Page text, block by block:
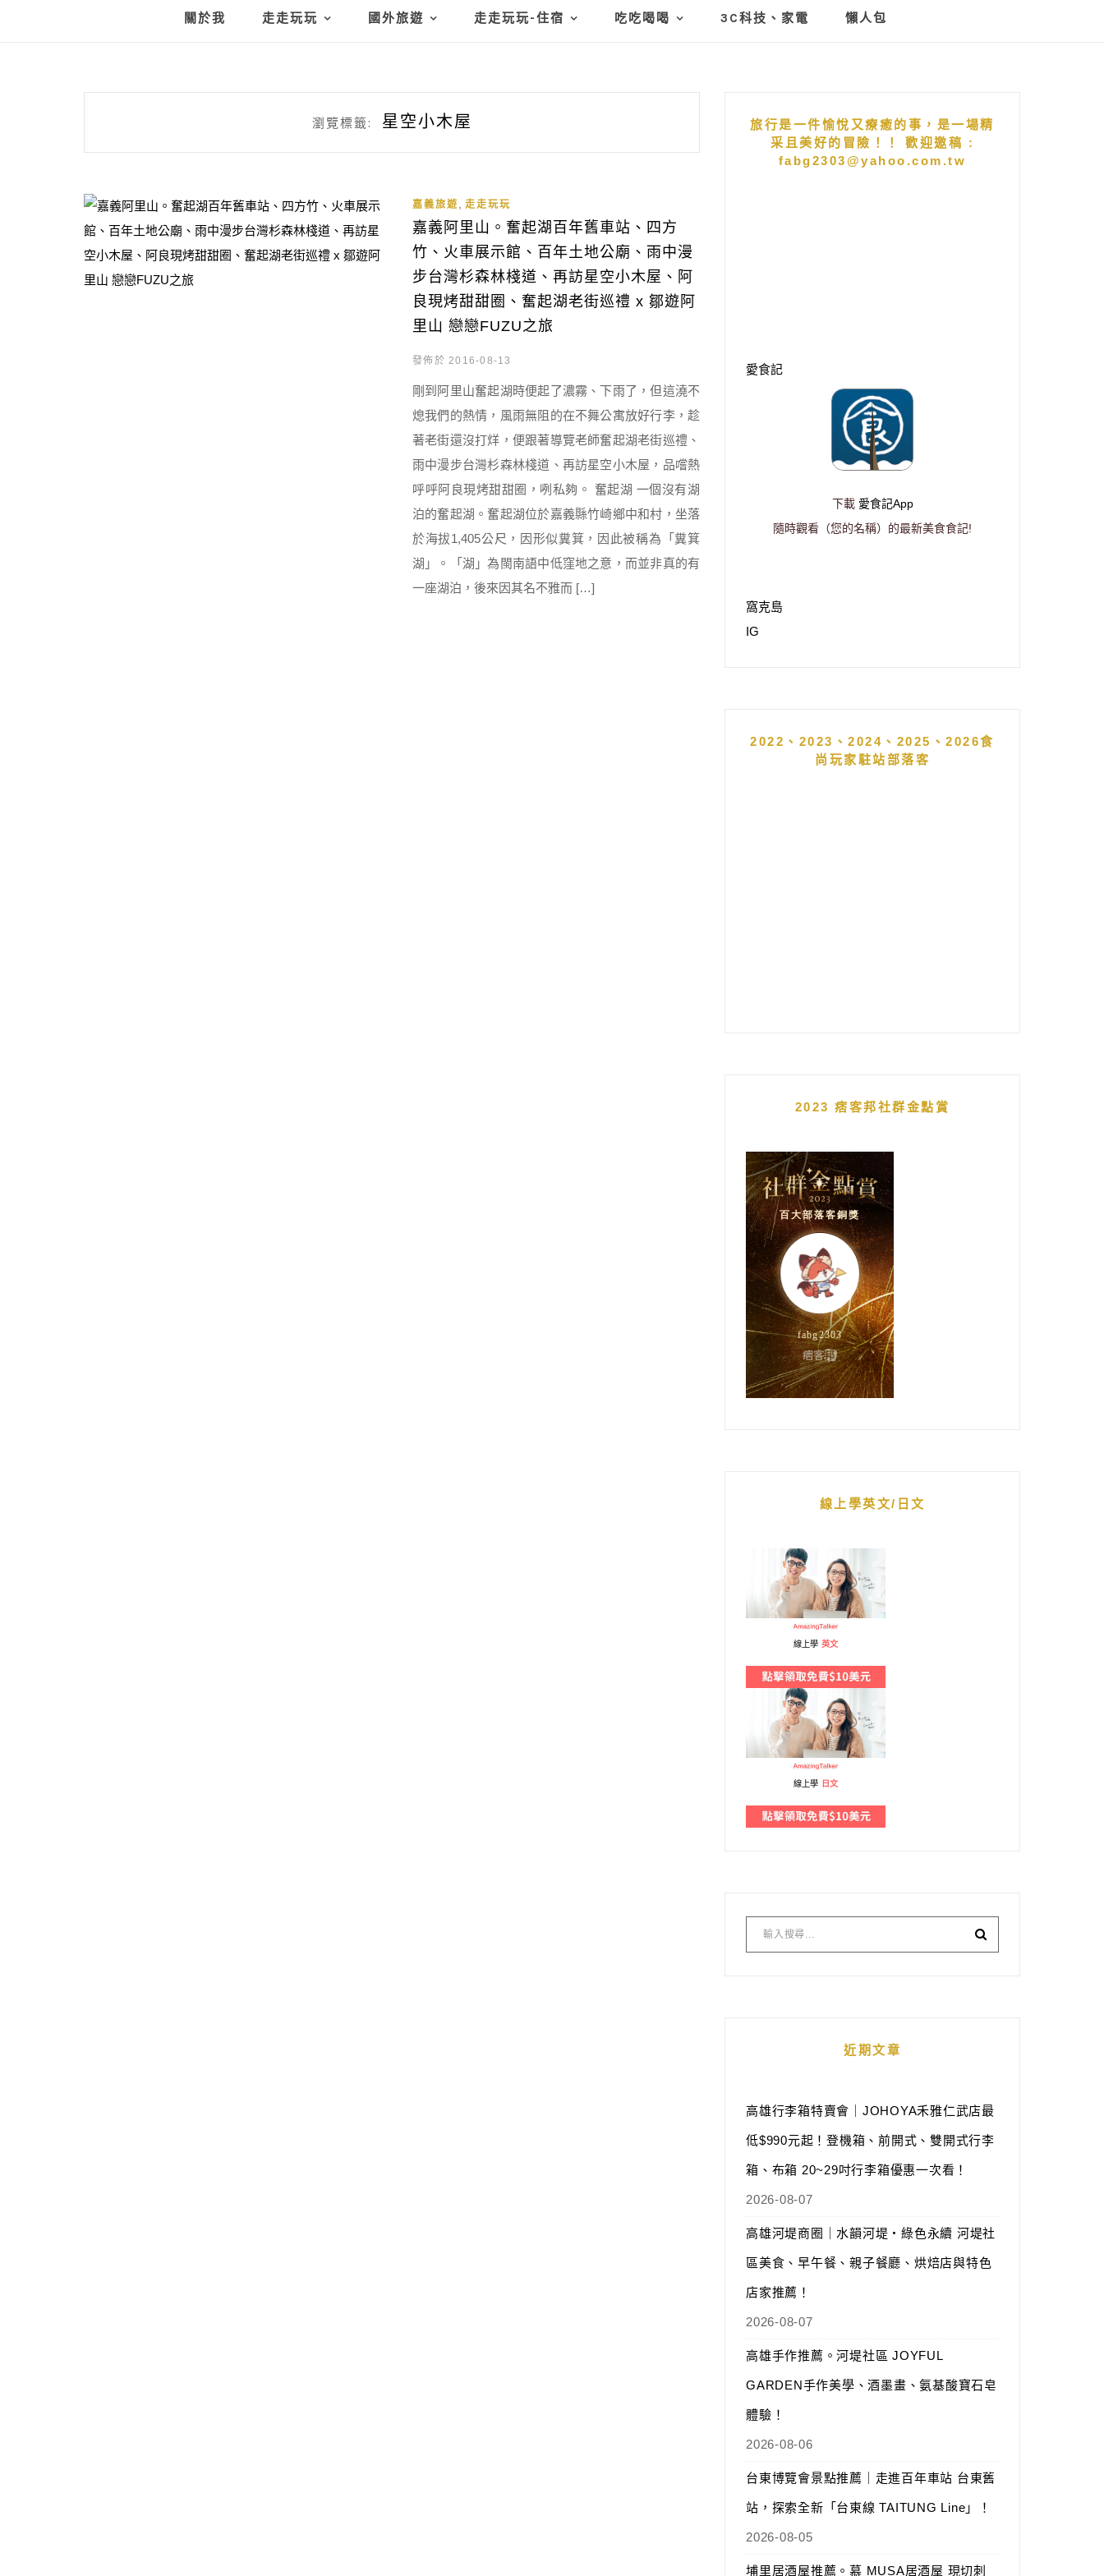
關於我 走走玩玩 國外旅遊 走走玩玩-住宿 吃吃喝喝 3C科技、家電 懶人包
瀏覽標籤: 星空小木屋
嘉義旅遊 走走玩玩
嘉義阿里山。奮起湖百年舊車站、四方
竹、火車展示館、百年土地公廟、雨中漫
步台灣杉森林棧道、再訪星空小木屋、阿
良現烤甜甜圈、奮起湖老街巡禮 x 鄒遊阿
里山 戀戀FUZU之旅
發佈於 2016-08-13
剛到阿里山奮起湖時便起了濃霧、下雨了，但這澆不
熄我們的熱情，風雨無阻的在不舞公寓放好行李，趁
著老街還沒打烊，便跟著導覽老師奮起湖老街巡禮、
雨中漫步台灣杉森林棧道、再訪星空小木屋，品嚐熱
呼呼阿良現烤甜甜圈，咧私夠。 奮起湖 一個沒有湖
泊的奮起湖。奮起湖位於嘉義縣竹崎鄉中和村，坐落
於海拔1,405公尺，因形似糞箕，因此被稱為「糞箕
湖」。「湖」為閩南語中低窪地之意，而並非真的有
一座湖泊，後來因其名不雅而 […]
旅行是一件愉悅又療癒的事，是一場精
采且美好的冒險！！ 歡迎邀稿 :
fabg2303@yahoo.com.tw
愛食記
下載 愛食記App
隨時觀看（您的名稱）的最新美食食記!
窩克島
IG
2022、2023、2024、2025、2026食
尚玩家駐站部落客
2023 痞客邦社群金點賞
線上學英文/日文
線上學 英文
線上學 日文
近期文章
高雄行李箱特賣會｜JOHOYA禾雅仁武店最
低$990元起！登機箱、前開式、雙開式行李
箱、布箱 20~29吋行李箱優惠一次看！
2026-08-07
高雄河堤商圈｜水韻河堤‧綠色永續 河堤社
區美食、早午餐、親子餐廳、烘焙店與特色
店家推薦！
2026-08-07
高雄手作推薦。河堤社區 JOYFUL
GARDEN手作美學、酒墨畫、氨基酸寶石皂
體驗！
2026-08-06
台東博覽會景點推薦｜走進百年車站 台東舊
站，探索全新「台東線 TAITUNG Line」！
2026-08-05
埔里居酒屋推薦。慕 MUSA居酒屋 現切刺